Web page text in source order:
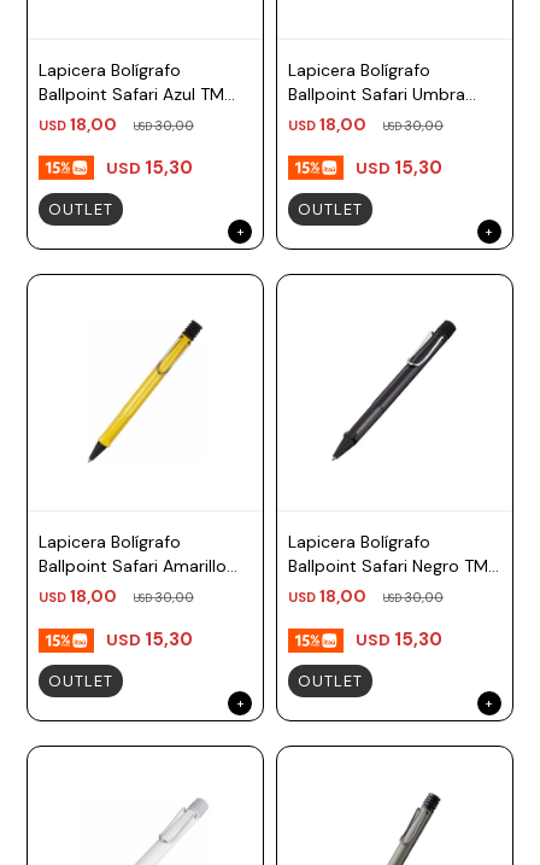
Lapicera Bolígrafo
Ballpoint Safari Azul TM
azul, negro Lamy
USD 18,00 USD30,00
USD 15,30
OUTLET
Lapicera Bolígrafo
Ballpoint Safari Umbra
Negro TM negro, azul
USD 18,00 USD30,00
USD 15,30
OUTLET
Lapicera Bolígrafo
Ballpoint Safari Amarillo
TM negro, azul Lamy
USD 18,00 USD30,00
USD 15,30
OUTLET
Lapicera Bolígrafo
Ballpoint Safari Negro TM
negro, azul Lamy
USD 18,00 USD30,00
USD 15,30
OUTLET